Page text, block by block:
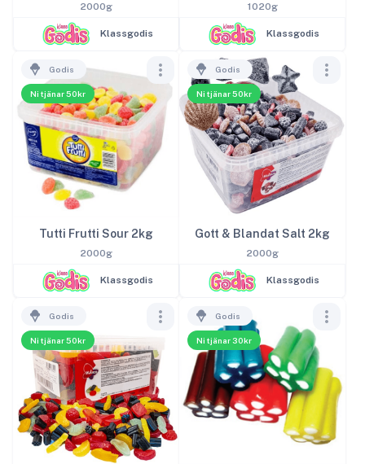
2000g
Klassgodis
1020g
Klassgodis
Ni tjänar 50kr
Godis
Tutti Frutti Sour 2kg
2000g
Klassgodis
Ni tjänar 50kr
Godis
Gott & Blandat Salt 2kg
2000g
Klassgodis
Ni tjänar 50kr
Godis
Ni tjänar 30kr
Godis